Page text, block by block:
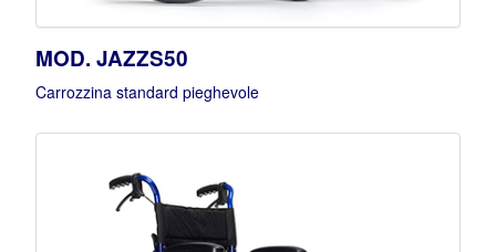
MOD. JAZZS50
Carrozzina standard pieghevole